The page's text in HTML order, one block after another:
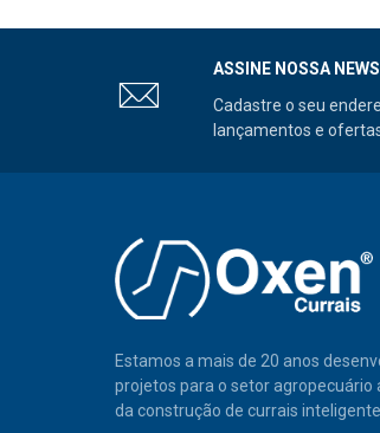
ASSINE NOSSA
Cadastre o seu
lançamentos e
Estamos a mais de 20 anos
projetos para o setor agropecuário
da construção de currais